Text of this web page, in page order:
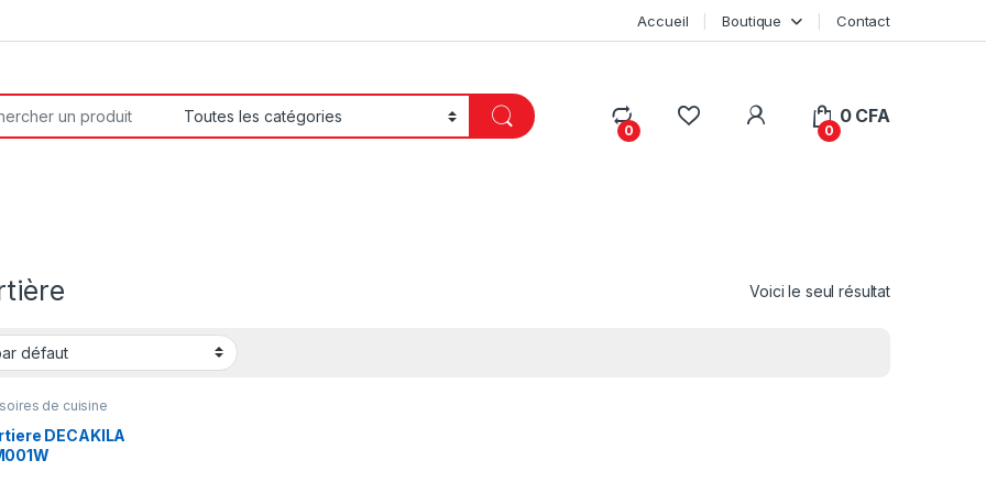
Accueil Boutique Contact
0
My Account
0
0 CFA
Voici le seul résultat
de cuisine
DECAKILA